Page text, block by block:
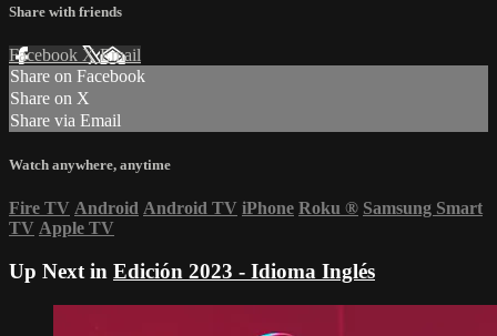
Share with friends
Facebook XEmail
Share on Facebook
Share on X
Share via Email
Watch anywhere, anytime
Fire TV Android Android TV iPhone Roku ® Samsung Smart
TV Apple TV
Up Next in Edición 2023 - Idioma Inglés